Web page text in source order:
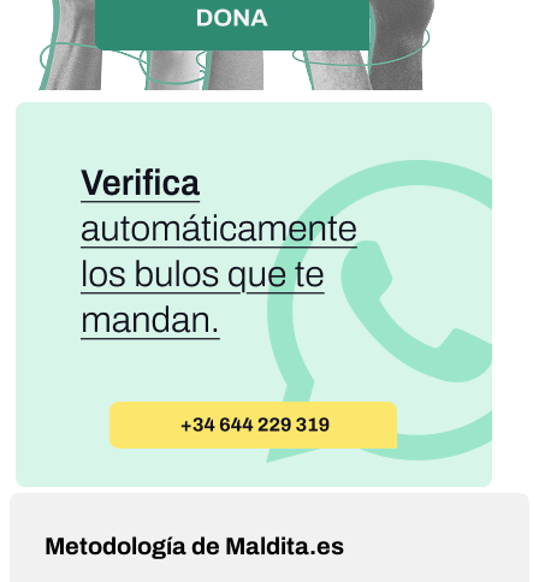
Metodología de Maldita.es